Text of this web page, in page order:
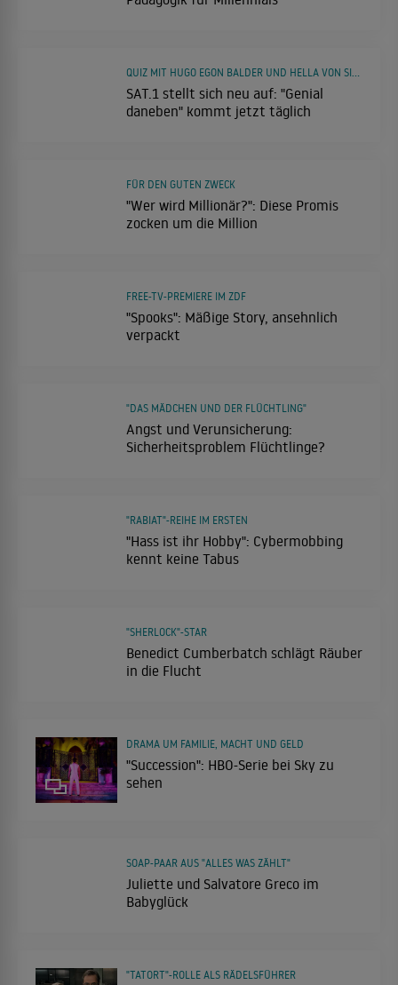
SAT.1 stellt sich neu auf: "Genial
daneben" kommt jetzt täglich
"Wer wird Millionär?": Diese Promis
zocken um die Million
FÜR DEN GUTEN ZWECK
"Spooks": Mäßige Story, ansehnlich
verpackt
FREE-TV-PREMIERE IM ZDF
Angst und Verunsicherung:
Sicherheitsproblem Flüchtlinge?
"DAS MÄDCHEN UND DER FLÜCHTLING"
"Hass ist ihr Hobby": Cybermobbing
kennt keine Tabus
"RABIAT"-REIHE IM ERSTEN
Benedict Cumberbatch schlägt Räuber
in die Flucht
"SHERLOCK"-STAR
"Succession": HBO-Serie bei Sky zu
sehen
DRAMA UM FAMILIE, MACHT UND GELD
Juliette und Salvatore Greco im
Babyglück
SOAP-PAAR AUS "ALLES WAS ZÄHLT"
"TATORT"-ROLLE ALS RÄDELSFÜHRER